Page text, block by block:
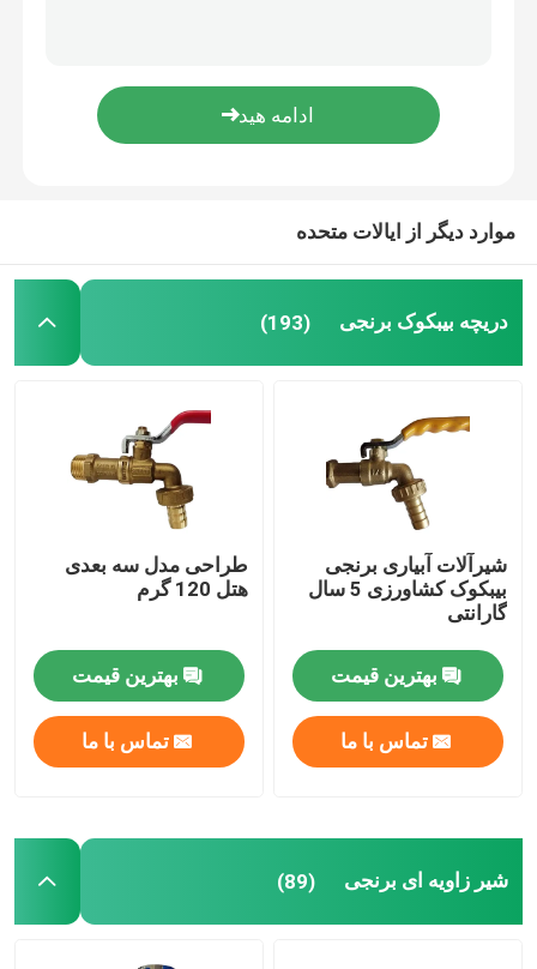
موارد دیگر از ایالات متحده
دریچه بیبکوک برنجی (193)
شیرآلات آبیاری برنجی
بیبکوک کشاورزی 5 سال
گارانتی
بهترین قیمت
تماس با ما
طراحی مدل سه بعدی
هتل 120 گرم
بهترین قیمت
تماس با ما
شیر زاویه ای برنجی (89)